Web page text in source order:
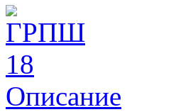
Описание